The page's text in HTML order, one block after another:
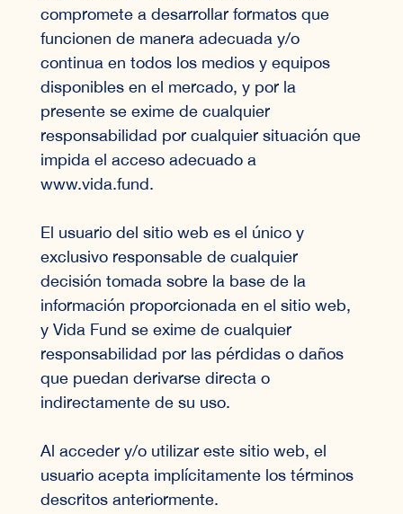
compromete a desarrollar formatos que
funcionen de manera adecuada y/o
continua en todos los medios y equipos
disponibles en el mercado, y por la
presente se exime de cualquier
responsabilidad por cualquier situación que
impida el acceso adecuado a
www.vida.fund.
El usuario del sitio web es el único y
exclusivo responsable de cualquier
decisión tomada sobre la base de la
información proporcionada en el sitio web,
y Vida Fund se exime de cualquier
responsabilidad por las pérdidas o daños
que puedan derivarse directa o
indirectamente de su uso.
Al acceder y/o utilizar este sitio web, el
usuario acepta implícitamente los términos
descritos anteriormente.